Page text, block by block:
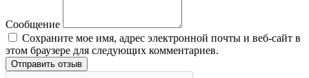
Сообщение
Сохраните мое имя, адрес электронной почты и веб-сайт в
этом браузере для следующих комментариев.
Отправить отзыв